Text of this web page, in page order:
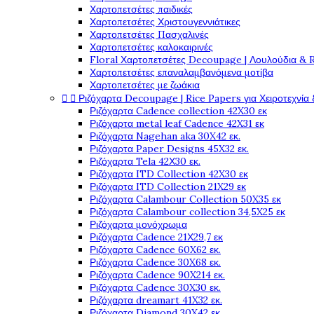
Χαρτοπετσέτες παιδικές
Χαρτοπετσέτες Χριστουγεννιάτικες
Χαρτοπετσέτες Πασχαλινές
Χαρτοπετσέτες καλοκαιρινές
Floral Χαρτοπετσέτες Decoupage | Λουλούδια &
Χαρτοπετσέτες επαναλαμβανόμενα μοτίβα
Χαρτοπετσέτες με ζωάκια
  Ριζόχαρτα Decoupage | Rice Papers για Χειροτεχνία
Ριζόχαρτα Cadence collection 42X30 εκ
Ριζόχαρτα metal leaf Cadence 42X31 εκ
Ριζόχαρτα Nagehan aka 30X42 εκ.
Ριζόχαρτα Paper Designs 45X32 εκ.
Ριζόχαρτα Tela 42Χ30 εκ.
Ριζόχαρτα ITD Collection 42X30 εκ
Ριζόχαρτα ITD Collection 21X29 εκ
Ριζόχαρτα Calambour Collection 50X35 εκ
Ριζόχαρτα Calambour collection 34,5X25 εκ
Ριζόχαρτα μονόχρωμα
Ριζόχαρτα Cadence 21Χ29,7 εκ
Ριζόχαρτα Cadence 60X62 εκ.
Ριζόχαρτα Cadence 30X68 εκ.
Ριζόχαρτα Cadence 90X214 εκ.
Ριζόχαρτα Cadence 30X30 εκ.
Ριζόχαρτα dreamart 41X32 εκ.